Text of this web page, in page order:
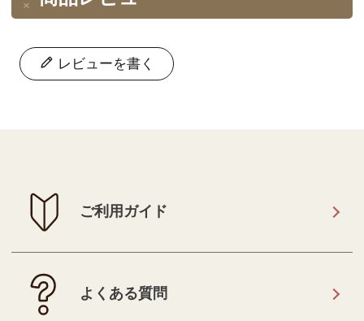
レビューを書く
ご利用ガイド
よくある質問